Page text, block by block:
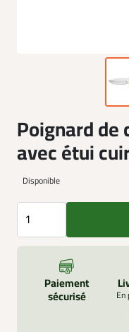
Poignard de
avec étui
Disponible
Paiement
sécurisé
En